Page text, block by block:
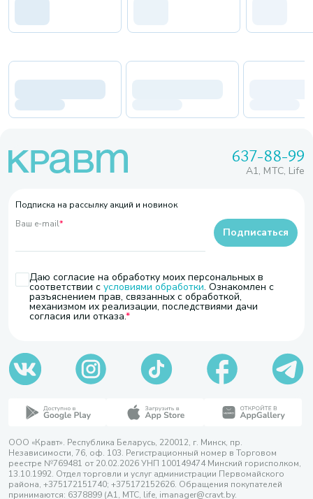
637-88-99
A1, МТС, Life
Подписка на рассылку акций и новинок
Ваш e-mail*
Даю согласие на обработку моих персональных в
соответствии с условиями обработки. Ознакомлен с
разъяснением прав, связанных с обработкой,
механизмом их реализации, последствиями дачи
согласия или отказа.
Подписаться
ООО «Кравт». Республика Беларусь, 220012, г. Минск, пр.
Независимости, 76, оф. 103. Регистрационный номер в Торговом
реестре №769481 от 20.02.2026 УНП 100149474 Минский горисполком,
13.10.1992. Отдел торговли и услуг администрации Первомайского
района, +375172151740; +375172152626. Обращения покупателей
принимаются: 6378899 (А1, МТС, life, imanager@cravt.by.